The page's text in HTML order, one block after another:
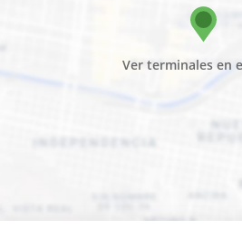
Ver terminales en